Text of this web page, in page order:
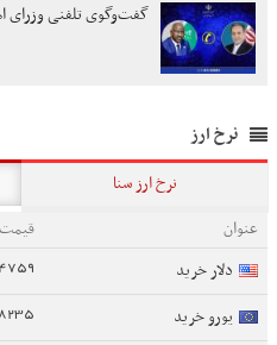
گفت‌وگوی تلفنی وزرای
نرخ ارز
نرخ ارز سنا
عنوان
قیمت
دلار خرید
یورو خرید